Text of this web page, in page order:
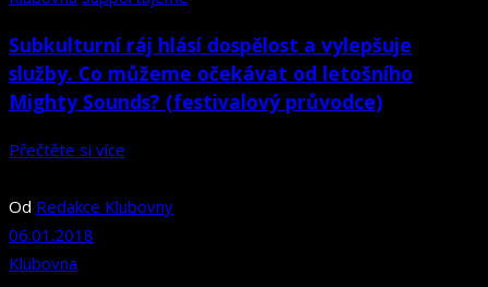
Subkulturní ráj hlásí dospělost a vylepšuje
služby. Co můžeme očekávat od letošního
Mighty Sounds? (festivalový průvodce)
Přečtěte si více
Od Redakce Klubovny
06.01.2018
Klubovna